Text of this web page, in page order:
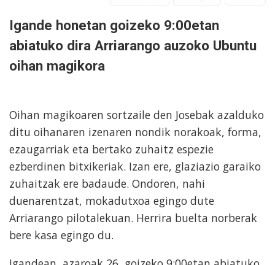
Igande honetan goizeko 9:00etan
abiatuko dira Arriarango auzoko Ubuntu
oihan magikora
Oihan magikoaren sortzaile den Josebak azalduko
ditu oihanaren izenaren nondik norakoak, forma,
ezaugarriak eta bertako zuhaitz espezie
ezberdinen bitxikeriak. Izan ere, glaziazio garaiko
zuhaitzak ere badaude. Ondoren, nahi
duenarentzat, mokadutxoa egingo dute
Arriarango pilotalekuan. Herrira buelta norberak
bere kasa egingo du.